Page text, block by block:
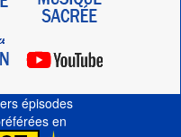
épisodes
en